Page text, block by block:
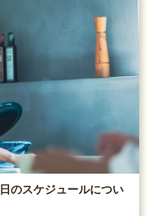
のスケジュールについ